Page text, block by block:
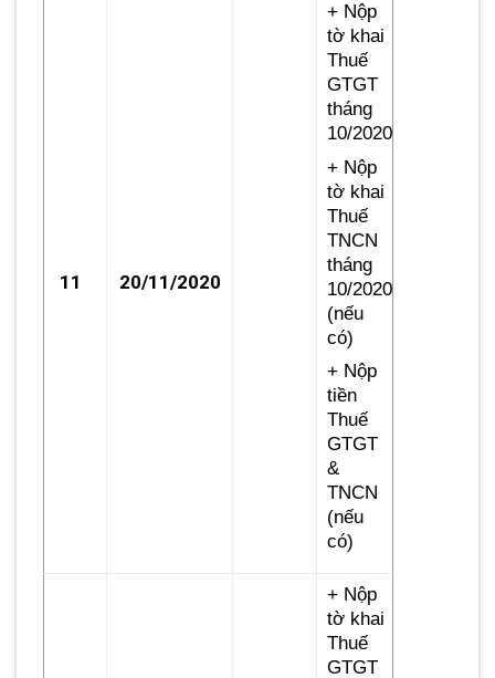
11 20/11/2020
+ Nộp
tờ khai
Thuế
GTGT
tháng
10/2020
+ Nộp
tờ khai
Thuế
TNCN
tháng
10/2020
(nếu
có)
+ Nộp
tiền
Thuế
GTGT
&
TNCN
(nếu
có)
+ Nộp
tờ khai
Thuế
GTGT